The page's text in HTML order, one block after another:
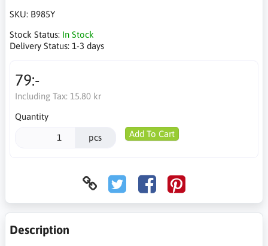
SKU: B985Y
Stock Status: In Stock
Delivery Status: 1-3 days
79:-
Including Tax: 15.80 kr
Quantity
pcs Add To Cart
Description